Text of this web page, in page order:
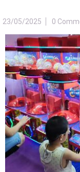
23/05/2025 0